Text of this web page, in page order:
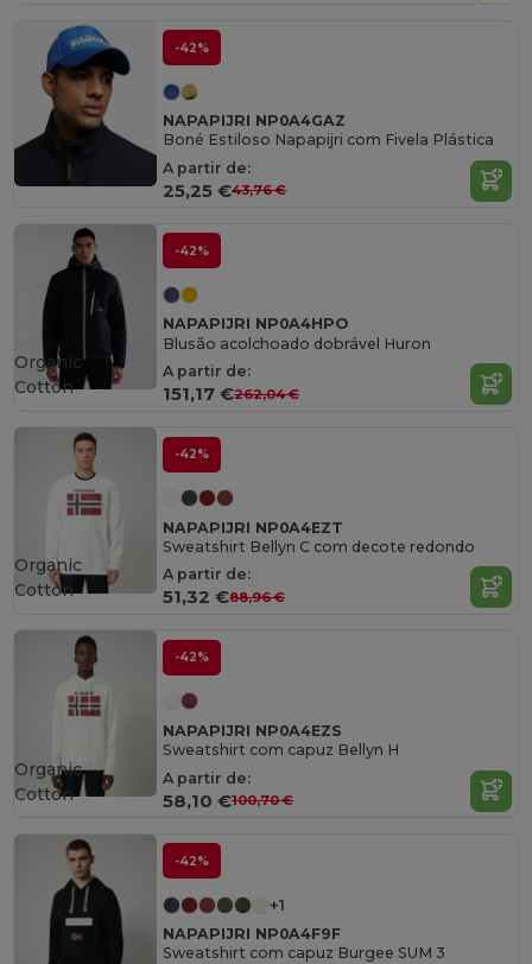
-42%
NAPAPIJRI NP0A4GAZ
Boné Estiloso Napapijri com Fivela Plástica
A partir de:
25,25 €43,76 €
-42%
NAPAPIJRI NP0A4HPO
Blusão acolchoado dobrável Huron
A partir de:
151,17 €262,04 €
Organic
Cotton
-42%
NAPAPIJRI NP0A4EZT
Sweatshirt Bellyn C com decote redondo
A partir de:
51,32 €88,96 €
Organic
Cotton
-42%
NAPAPIJRI NP0A4EZS
Sweatshirt com capuz Bellyn H
A partir de:
58,10 €100,70 €
Organic
Cotton
-42%
+1
NAPAPIJRI NP0A4F9F
Sweatshirt com capuz Burgee SUM 3